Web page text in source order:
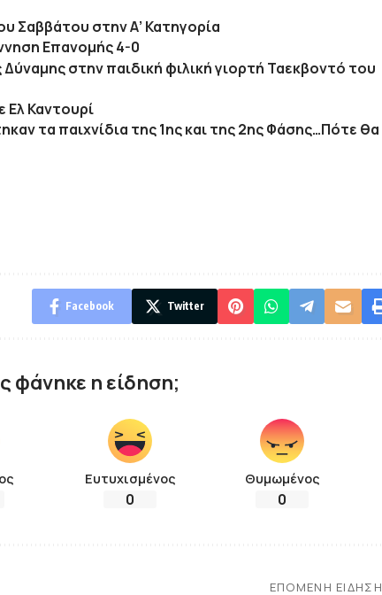
Σαββάτου στην Α’ Κατηγορία
Επανομής 4-0
στην παιδική φιλική γιορτή Ταεκβοντό του
Ελ Καντουρί
τα παιχνίδια της 1ης και της 2ης Φάσης…Πότε θα
Facebook Twitter
φάνηκε η είδηση;
Ευτυχισμένος
0
Θυμωμένος
0
ΕΠΌΜΕΝΗ ΕΊΔΗΣΗ